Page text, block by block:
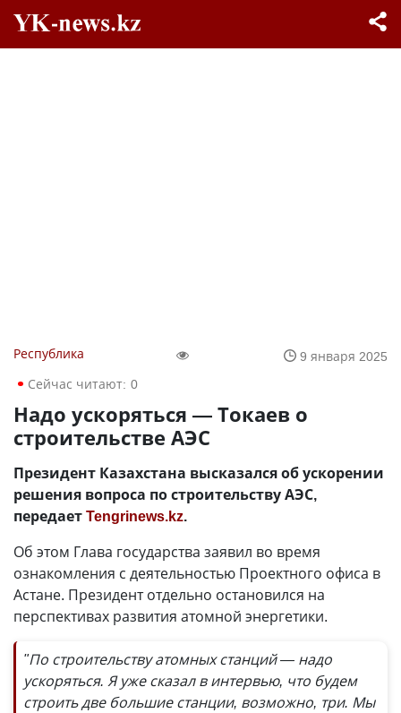
Республика
9 января 2025
Сейчас читают: 0
Надо ускоряться — Токаев о
строительстве АЭС
Президент Казахстана высказался об ускорении
решения вопроса по строительству АЭС,
передаетTengrinews.kz.
Об этом Глава государства заявил во время
ознакомления с деятельностью Проектного офиса в
Астане. Президент отдельно остановился на
перспективах развития атомной энергетики.
"По строительству атомных станций — надо
ускоряться. Я уже сказал в интервью, что будем
строить две большие станции, возможно, три. Мы